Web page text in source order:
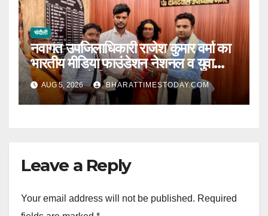
चंदौली
नवागत उपजिलाधिकारी राजेश कुमार वर्मा का
भारतीय मीडिया फाउंडेशन नेशनल व युवा
भारतीय मंच ने किया भव्य स्वागत l
AUG 5, 2026 BHARATTIMESTODAY.COM
Leave a Reply
Your email address will not be published. Required